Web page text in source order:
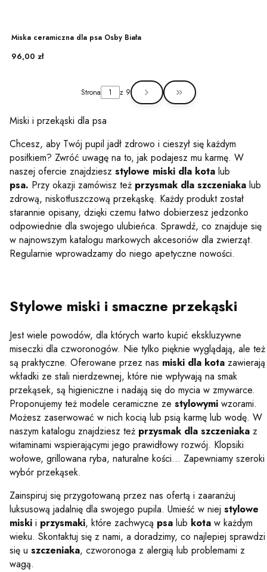
Miska ceramiczna dla psa Osby Biała
Cena
96,00 zł
Strona z 9 Przejdź do ostatniej
Miski i przekąski dla psa
Chcesz, aby Twój pupil jadł zdrowo i cieszył się każdym
posiłkiem? Zwróć uwagę na to, jak podajesz mu karmę. W
naszej ofercie znajdziesz stylowe miski dla kota lub
psa. Przy okazji zamówisz też przysmak dla szczeniaka lub
zdrową, niskotłuszczową przekąskę. Każdy produkt został
starannie opisany, dzięki czemu łatwo dobierzesz jedzonko
odpowiednie dla swojego ulubieńca. Sprawdź, co znajduje się
w najnowszym katalogu markowych akcesoriów dla zwierząt.
Regularnie wprowadzamy do niego apetyczne nowości.
Stylowe miski i smaczne przekąski
Jest wiele powodów, dla których warto kupić ekskluzywne
miseczki dla czworonogów. Nie tylko pięknie wyglądają, ale też
są praktyczne. Oferowane przez nas miski dla kota zawierają
wkładki ze stali nierdzewnej, które nie wpływają na smak
przekąsek, są higieniczne i nadają się do mycia w zmywarce.
Proponujemy też modele ceramiczne ze stylowymi wzorami.
Możesz zaserwować w nich kocią lub psią karmę lub wodę. W
naszym katalogu znajdziesz też przysmak dla szczeniaka z
witaminami wspierającymi jego prawidłowy rozwój. Klopsiki
wołowe, grillowana ryba, naturalne kości... Zapewniamy szeroki
wybór przekąsek.
Zainspiruj się przygotowaną przez nas ofertą i zaaranżuj
luksusową jadalnię dla swojego pupila. Umieść w niej stylowe
miski i przysmaki, które zachwycą psa lub kota w każdym
wieku. Skontaktuj się z nami, a doradzimy, co najlepiej sprawdzi
się u szczeniaka, czworonoga z alergią lub problemami z
wagą.